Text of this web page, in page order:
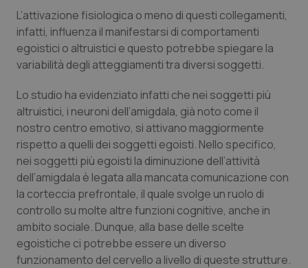
Molise
Piemonte
Provincia Autonoma di Bolzano
Provincia Autonoma di Trento
Puglia
Sardegna
Sicilia
Epatiti
HIV
Infezioni & Febbre
Ipertensione & Scompenso
Malattie rare
Malattia di Crohn & Rettocolite Ulcerosa
Neuroscienze & patologie neurodegenerative
L’attivazione fisiologica o meno di questi collegamenti,
infatti, influenza il manifestarsi di comportamenti
egoistici o altruistici e questo potrebbe spiegare la
variabilità degli atteggiamenti tra diversi soggetti.
Lo studio ha evidenziato infatti che nei soggetti più
altruistici, i neuroni dell’amigdala, già noto come il
nostro centro emotivo, si attivano maggiormente
rispetto a quelli dei soggetti egoisti. Nello specifico,
nei soggetti più egoisti la diminuzione dell’attività
dell’amigdala è legata alla mancata comunicazione con
la corteccia prefrontale, il quale svolge un ruolo di
controllo su molte altre funzioni cognitive, anche in
ambito sociale. Dunque, alla base delle scelte
egoistiche ci potrebbe essere un diverso
funzionamento del cervello a livello di queste strutture.